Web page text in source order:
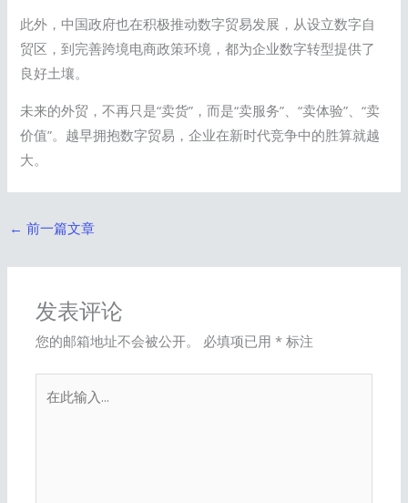
此外，中国政府也在积极推动数字贸易发展，从设立数字自
贸区，到完善跨境电商政策环境，都为企业数字转型提供了
良好土壤。
未来的外贸，不再只是“卖货”，而是“卖服务”、“卖体验”、“卖
价值”。越早拥抱数字贸易，企业在新时代竞争中的胜算就越
大。
← 前一篇文章
发表评论
您的邮箱地址不会被公开。 必填项已用* 标注